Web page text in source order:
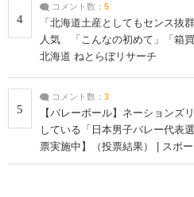
4
コメント数： 5
「北海道土産としてもセンス抜
人気 「こんなの初めて」「箱
北海道 ねとらぼリサーチ
5
コメント数： 3
【バレーボール】ネーションズ
している「日本男子バレー代表
票実施中】（投票結果） | スポ